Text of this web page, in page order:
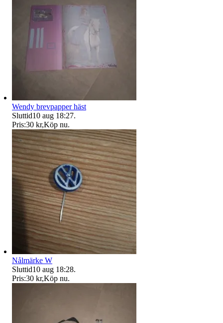
Wendy brevpapper häst
Sluttid10 aug 18:27.
Pris:30 kr,Köp nu.
Nålmärke W
Sluttid10 aug 18:28.
Pris:30 kr,Köp nu.